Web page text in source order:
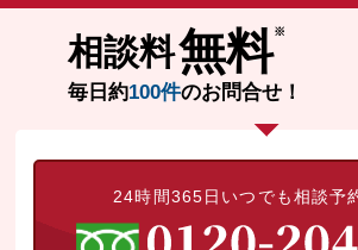
相談料無料
毎日約100件のお問合せ！
24時間365日いつでも相談予